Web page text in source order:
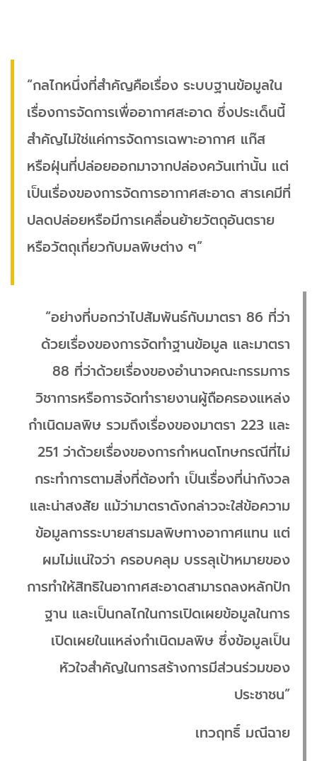
“กลไกหนึ่งที่สำคัญคือเรื่อง ระบบฐานข้อมูลใน
เรื่องการจัดการเพื่ออากาศสะอาด ซึ่งประเด็นนี้
สำคัญไม่ใช่แค่การจัดการเฉพาะอากาศ แก๊ส
หรือฝุ่นที่ปล่อยออกมาจากปล่องควันเท่านั้น แต่
เป็นเรื่องของการจัดการอากาศสะอาด สารเคมีที่
ปลดปล่อยหรือมีการเคลื่อนย้ายวัตถุอันตราย
หรือวัตถุเกี่ยวกับมลพิษต่าง ๆ”
“อย่างที่บอกว่าไปสัมพันธ์กับมาตรา 86 ที่ว่า
ด้วยเรื่องของการจัดทำฐานข้อมูล และมาตรา
88 ที่ว่าด้วยเรื่องของอำนาจคณะกรรมการ
วิชาการหรือการจัดทำรายงานผู้ถือครองแหล่ง
กำเนิดมลพิษ รวมถึงเรื่องของมาตรา 223 และ
251 ว่าด้วยเรื่องของการกำหนดโทษกรณีที่ไม่
กระทำการตามสิ่งที่ต้องทำ เป็นเรื่องที่น่ากังวล
และน่าสงสัย แม้ว่ามาตราดังกล่าวจะใส่ข้อความ
ข้อมูลการระบายสารมลพิษทางอากาศแทน แต่
ผมไม่แน่ใจว่า ครอบคลุม บรรลุเป้าหมายของ
การทำให้สิทธิในอากาศสะอาดสามารถลงหลักปัก
ฐาน และเป็นกลไกในการเปิดเผยข้อมูลในการ
เปิดเผยในแหล่งกำเนิดมลพิษ ซึ่งข้อมูลเป็น
หัวใจสำคัญในการสร้างการมีส่วนร่วมของ
ประชาชน”
เทวฤทธิ์ มณีฉาย